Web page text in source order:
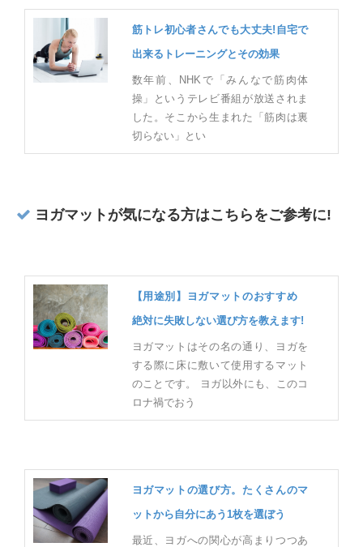
筋トレ初心者さんでも大丈夫!自宅で
出来るトレーニングとその効果
数年前、NHKで「みんなで筋肉体
操」というテレビ番組が放送されま
した。そこから生まれた「筋肉は裏
切らない」とい
ヨガマットが気になる方はこちらをご参考に!
【用途別】ヨガマットのおすすめ
絶対に失敗しない選び方を教えます!
ヨガマットはその名の通り、ヨガを
する際に床に敷いて使用するマット
のことです。 ヨガ以外にも、このコ
ロナ禍でおう
ヨガマットの選び方。たくさんのマ
ットから自分にあう1枚を選ぼう
最近、ヨガへの関心が高まりつつあ